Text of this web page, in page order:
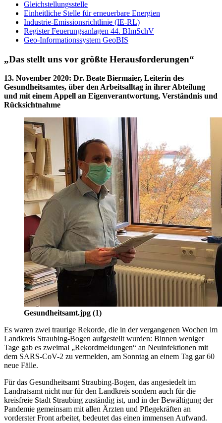
Gleichstellungsstelle
Einheitliche Stelle für erneuerbare Energien
Industrie-Emissionsrichtlinie (IE-RL)
Register Feuerungsanlagen 44. BImSchV
Geo-Informationssystem GeoBIS
„Das stellt uns vor größte Herausforderungen“
13. November 2020: Dr. Beate Biermaier, Leiterin des
Gesundheitsamtes, über den Arbeitsalltag in ihrer Abteilung
und mit einem Appell an Eigenverantwortung, Verständnis und
Rücksichtnahme
Gesundheitsamt.jpg (1)
Es waren zwei traurige Rekorde, die in der vergangenen Wochen im
Landkreis Straubing-Bogen aufgestellt wurden: Binnen weniger
Tage gab es zweimal „Rekordmeldungen“ an Neuinfektionen mit
dem SARS-CoV-2 zu vermelden, am Sonntag an einem Tag gar 60
neue Fälle.
Für das Gesundheitsamt Straubing-Bogen, das angesiedelt im
Landratsamt nicht nur für den Landkreis sondern auch für die
kreisfreie Stadt Straubing zuständig ist, und in der Bewältigung der
Pandemie gemeinsam mit allen Ärzten und Pflegekräften an
vorderster Front arbeitet, bedeutet das einen immensen Aufwand.